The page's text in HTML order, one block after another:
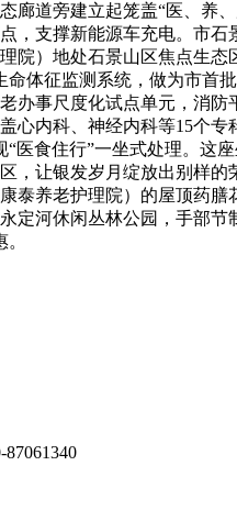
廊道旁建立起笼盖“医、养
，支撑新能源车充电。市石
院）地处石景山区焦点生态
命体征监测系统，做为市首
办事尺度化试点单元，消防
心内科、神经内科等15个专
医食住行”一坐式处理。这
，让银发岁月绽放出别样的
泰养老护理院）的屋顶药膳
定河休闲丛林公园，手部节
87061340